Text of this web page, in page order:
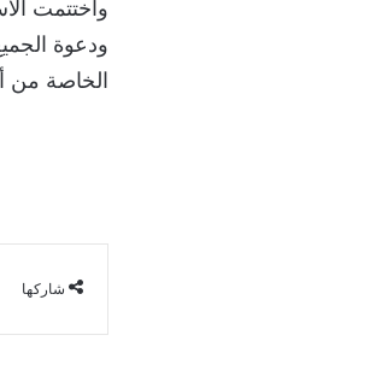
واختتمت
ودعوة
الخاصة من
شاركها